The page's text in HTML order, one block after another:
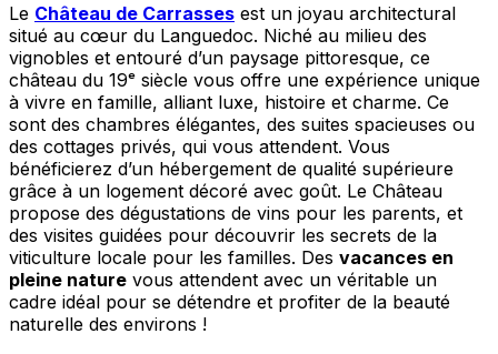
Le Château de Carrasses est un joyau architectural
situé au cœur du Languedoc. Niché au milieu des
vignobles et entouré d’un paysage pittoresque, ce
château du 19ᵉ siècle vous offre une expérience unique
à vivre en famille, alliant luxe, histoire et charme. Ce
sont des chambres élégantes, des suites spacieuses ou
des cottages privés, qui vous attendent. Vous
bénéficierez d’un hébergement de qualité supérieure
grâce à un logement décoré avec goût. Le Château
propose des dégustations de vins pour les parents, et
des visites guidées pour découvrir les secrets de la
viticulture locale pour les familles. Des vacances en
pleine nature vous attendent avec un véritable un
cadre idéal pour se détendre et profiter de la beauté
naturelle des environs !